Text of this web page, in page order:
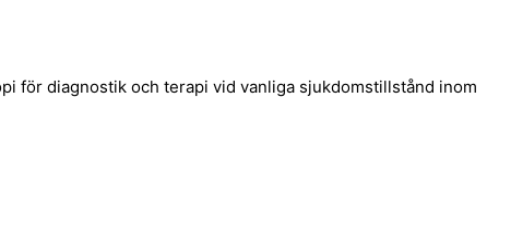
för diagnostik och terapi vid vanliga sjukdomstillstånd inom